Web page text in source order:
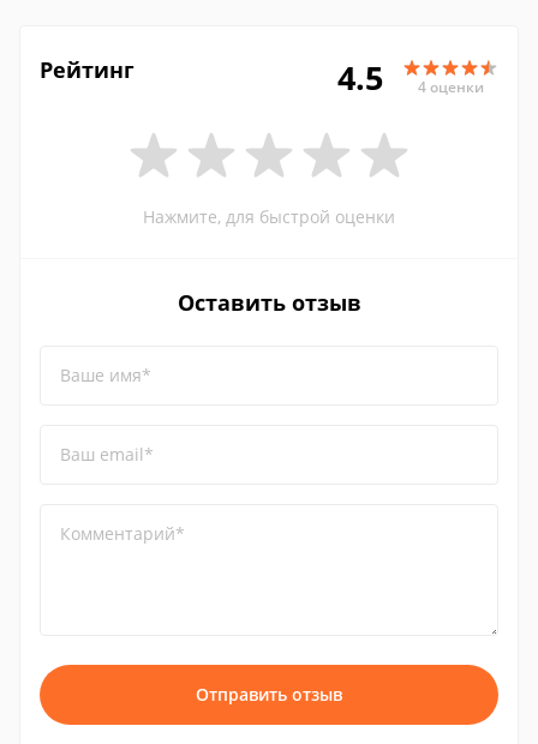
Рейтинг 4.5 4 оценки
Нажмите, для быстрой оценки
Оставить отзыв
Ваше имя*
Ваш email*
Комментарий*
Отправить отзыв